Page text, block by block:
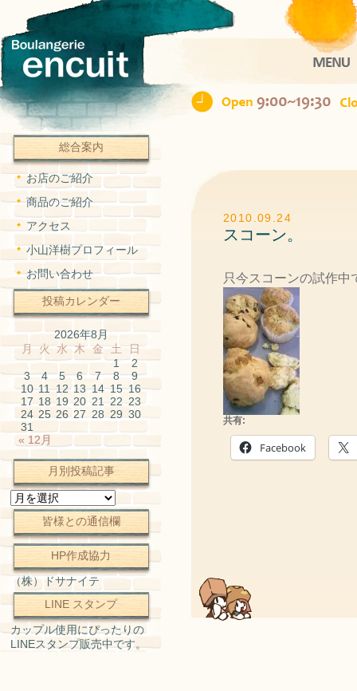
2010.09.24
スコーン。
只今スコーンの試作
共有:
Facebook
総合案内
お店のご紹介
商品のご紹介
アクセス
小山洋樹プロフィール
お問い合わせ
投稿カレンダー
2026年8月
月 火 水 木 金 土 日
1
2
3
4 5 6 7 8
9
10 11 12 13 14 15 16
17 18 19 20 21 22 23
24 25 26 27 28 29 30
31
« 12月
月別投稿記事
月
別
稿
記
事
皆様との通信欄
HP作成協力
（株）ドサナイテ
LINE スタンプ
カップル使用にぴったりの
LINEスタンプ販売中です。